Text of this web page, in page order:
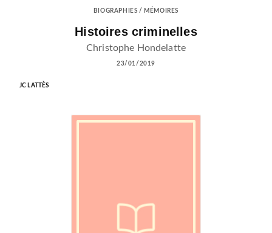
BIOGRAPHIES / MÉMOIRES
Histoires criminelles
Christophe Hondelatte
23/01/2019
JC LATTÈS